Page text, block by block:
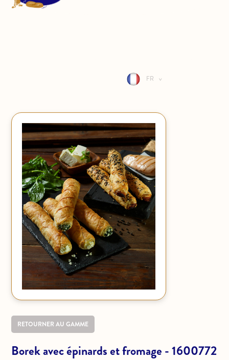
RETOURNER AU GAMME
Borek avec épinards et fromage - 1600772
FR >